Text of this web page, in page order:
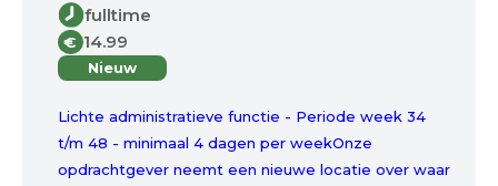
fulltime
€ 14.99
Nieuw
Lichte administratieve functie - Periode week 34
t/m 48 - minimaal 4 dagen per weekOnze
opdrachtgever neemt een nieuwe locatie over waar